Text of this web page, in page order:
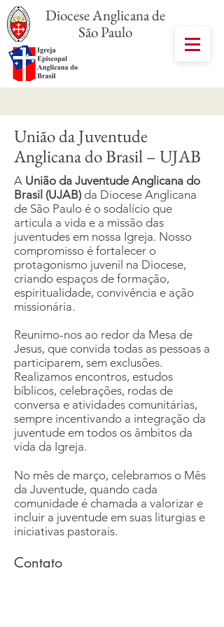
Diocese Anglicana de
São Paulo
União da Juventude
Anglicana do Brasil – UJAB
A União da Juventude Anglicana do
Brasil (UJAB) da Diocese Anglicana
de São Paulo é o sodalício que
articula a vida e a missão das
juventudes em nossa Igreja. Nosso
compromisso é fortalecer o
protagonismo juvenil na Diocese,
criando espaços de formação,
espiritualidade, convivência e ação
missionária.
Reunimo-nos ao redor da Mesa de
Jesus, que convida todas as pessoas a
participarem, sem exclusões.
Realizamos encontros, estudos
bíblicos, celebrações, rodas de
conversa e atividades comunitárias,
sempre incentivando a integração da
juventude em todos os âmbitos da
vida da Igreja.
No mês de março, celebramos o Mês
da Juventude, quando cada
comunidade é chamada a valorizar e
incluir a juventude em suas liturgias e
iniciativas pastorais.
Contato